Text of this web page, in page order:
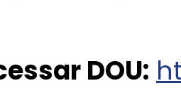
DOU: